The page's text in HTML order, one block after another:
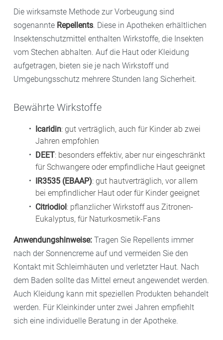
Die wirksamste Methode zur Vorbeugung sind
sogenannte Repellents. Diese in Apotheken erhältlichen
Insektenschutzmittel enthalten Wirkstoffe, die Insekten
vom Stechen abhalten. Auf die Haut oder Kleidung
aufgetragen, bieten sie je nach Wirkstoff und
Umgebungsschutz mehrere Stunden lang Sicherheit.
Bewährte Wirkstoffe
Icaridin: gut verträglich, auch für Kinder ab zwei
Jahren empfohlen
DEET: besonders effektiv, aber nur eingeschränkt
für Schwangere oder empfindliche Haut geeignet
IR3535 (EBAAP): gut hautverträglich, vor allem
bei empfindlicher Haut oder für Kinder geeignet
Citriodiol: pflanzlicher Wirkstoff aus Zitronen-
Eukalyptus, für Naturkosmetik-Fans
Anwendungshinweise: Tragen Sie Repellents immer
nach der Sonnencreme auf und vermeiden Sie den
Kontakt mit Schleimhäuten und verletzter Haut. Nach
dem Baden sollte das Mittel erneut angewendet werden.
Auch Kleidung kann mit speziellen Produkten behandelt
werden. Für Kleinkinder unter zwei Jahren empfiehlt
sich eine individuelle Beratung in der Apotheke.